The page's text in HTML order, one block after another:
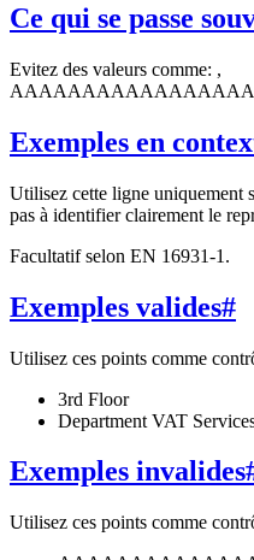
Ce qui se passe
Evitez des valeurs comme: ,
Exemples en
Utilisez cette ligne uniquement
pas à identifier clairement le
Facultatif selon EN 16931-1.
Exemples valides#
Utilisez ces points comme
3rd Floor
Department VAT
Exemples invalides
Utilisez ces points comme